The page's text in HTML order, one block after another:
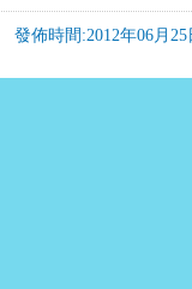
發佈時間:2012年06月